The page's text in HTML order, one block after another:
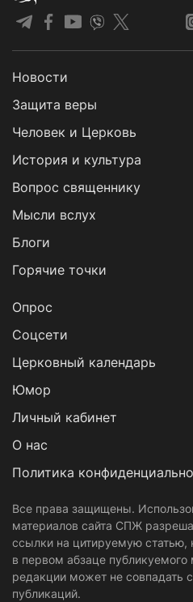
Новости
Защита веры
Человек и Церковь
История и культура
Вопрос священнику
Мысли вслух
Блоги
Горячие точки
Опрос
Cоцсети
Церковный календарь
Юмор
Личный кабинет
О нас
Политика
Все права защищены.
материалов сайта СПЖ
ссылки на цитируемую статью,
в первом абзаце
редакции может не совпадать
публикаций.